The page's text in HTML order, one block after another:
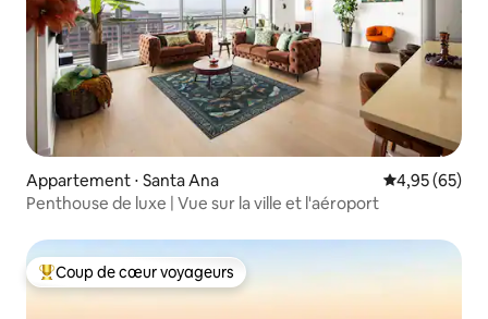
Appartement ⋅ Santa Ana Évaluation
4,95 (65)
Penthouse de luxe | Vue sur la ville et l'aéroport
Coups de cœur voyageurs les plus appréciés
Coup de cœur voyageurs